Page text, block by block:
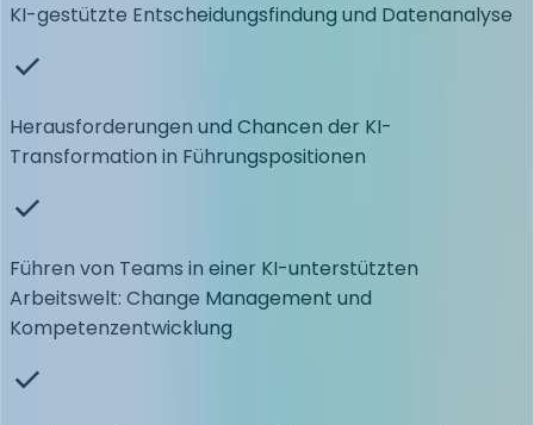
KI-gestützte Entscheidungsfindung und Datenanalyse
Herausforderungen und Chancen der KI-
Transformation in Führungspositionen
Führen von Teams in einer KI-unterstützten
Arbeitswelt: Change Management und
Kompetenzentwicklung